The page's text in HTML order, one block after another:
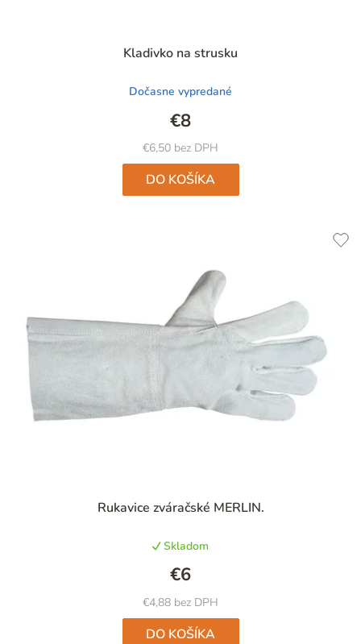
Kladivko na strusku
hodnotenie
je
4,6
z
5
hviezdičiek.
Dočasne vypredané
€6,50 bez DPH
€8
DO KOŠÍKA
Rukavice zváračské MERLIN.
hodnotenie
je
4,6
z
5
hviezdičiek.
Skladom
€4,88 bez DPH
€6
DO KOŠÍKA